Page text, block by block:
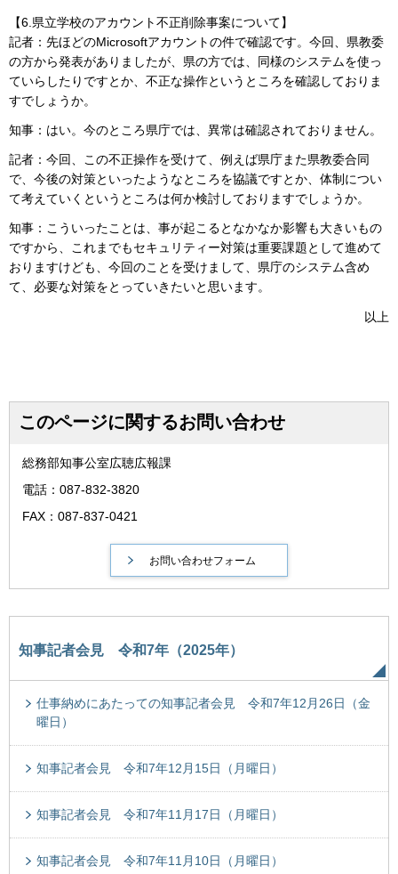
【6.県立学校のアカウント不正削除事案について】
記者：先ほどのMicrosoftアカウントの件で確認です。今回、県教委
の方から発表がありましたが、県の方では、同様のシステムを使っ
ていらしたりですとか、不正な操作というところを確認しておりま
すでしょうか。
知事：はい。今のところ県庁では、異常は確認されておりません。
記者：今回、この不正操作を受けて、例えば県庁また県教委合同
で、今後の対策といったようなところを協議ですとか、体制につい
て考えていくというところは何か検討しておりますでしょうか。
知事：こういったことは、事が起こるとなかなか影響も大きいもの
ですから、これまでもセキュリティー対策は重要課題として進めて
おりますけども、今回のことを受けまして、県庁のシステム含め
て、必要な対策をとっていきたいと思います。
以上
このページに関するお問い合わせ
総務部知事公室広聴広報課
電話：087-832-3820
FAX：087-837-0421
知事記者会見 令和7年（2025年）
仕事納めにあたっての知事記者会見 令和7年12月26日（金
曜日）
知事記者会見 令和7年12月15日（月曜日）
知事記者会見 令和7年11月17日（月曜日）
知事記者会見 令和7年11月10日（月曜日）